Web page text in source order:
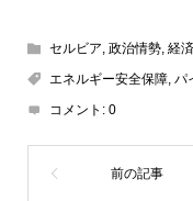
セルビア 政治情勢, 経
エネルギー安全保障, パ
コメント: 0